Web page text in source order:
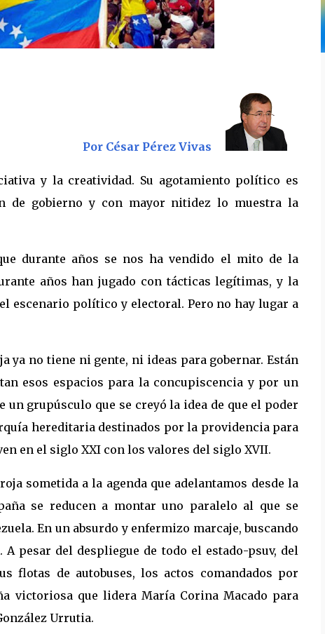
Por César Pérez Vivas
y la creatividad. Su agotamiento político es
de gobierno y con mayor nitidez lo muestra la
durante años se nos ha vendido el mito de la
años han jugado con tácticas legítimas, y la
escenario político y electoral. Pero no hay lugar a
ya no tiene ni gente, ni ideas para gobernar. Están
esos espacios para la concupiscencia y por un
un grupúsculo que se creyó la idea de que el poder
hereditaria destinados por la providencia para
en el siglo XXI con los valores del siglo XVII.
sometida a la agenda que adelantamos desde la
se reducen a montar uno paralelo al que se
En un absurdo y enfermizo marcaje, buscando
pesar del despliegue de todo el estado-psuv, del
flotas de autobuses, los actos comandados por
victoriosa que lidera María Corina Macado para
Urrutia.